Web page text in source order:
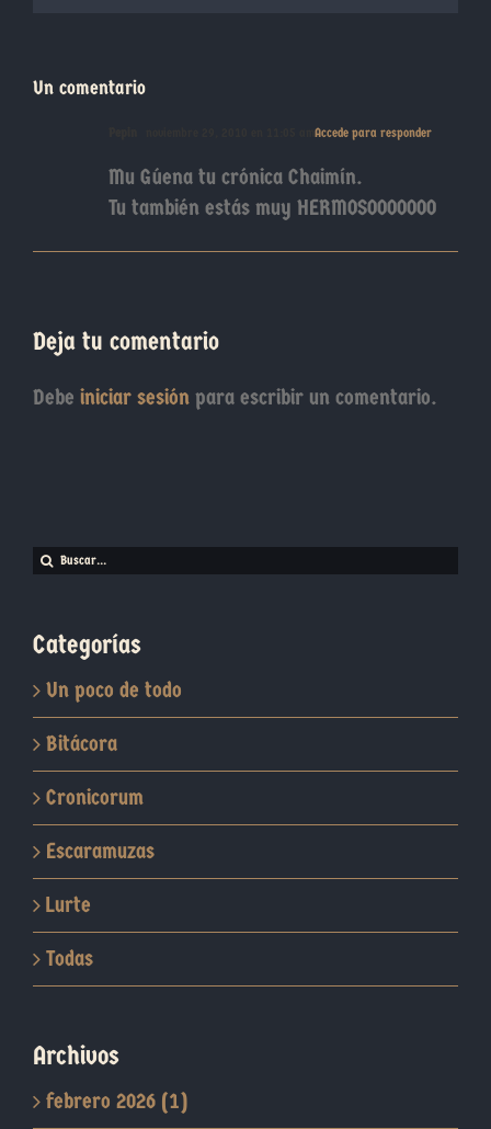
Un comentario
Accede para responder
Mu Gúena tu crónica Chaimín.
Tu también estás muy HERMOSOOOOOOO
Deja tu comentario
Debe iniciar sesión para escribir un comentario.
Buscar:
Categorías
Un poco de todo
Bitácora
Cronicorum
Escaramuzas
Lurte
Todas
Archivos
febrero 2026 (1)